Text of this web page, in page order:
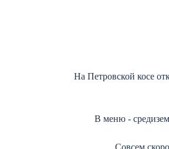
На Петровской косе
В меню -